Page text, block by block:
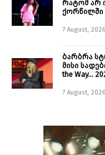
რატომ არ
ქორწილში
7 August, 2026
ბარბრა
მისი
the Way…
7 August, 2026